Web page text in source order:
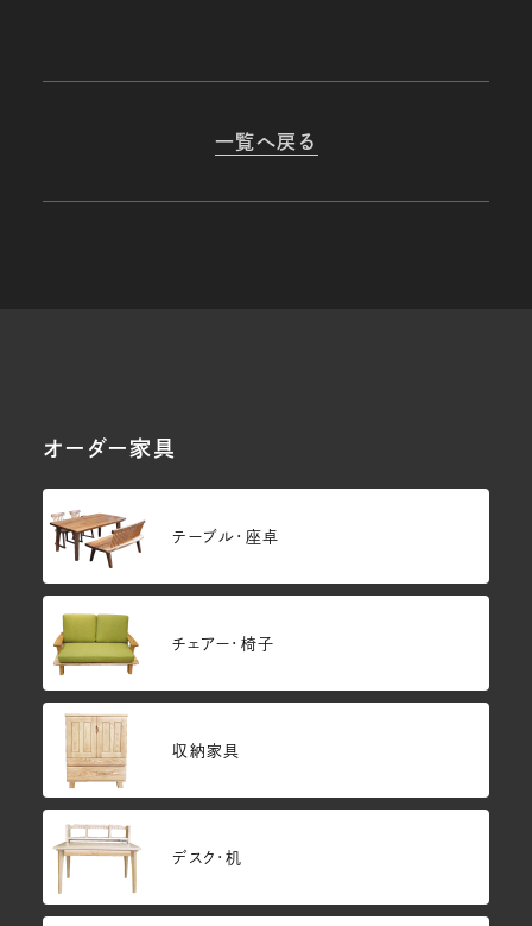
一覧へ戻る
オーダー家具
テーブル・座卓
チェアー・椅子
収納家具
デスク・机